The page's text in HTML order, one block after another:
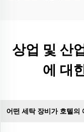
상업 및 산
에 대
어떤 세탁 장비가 호텔의